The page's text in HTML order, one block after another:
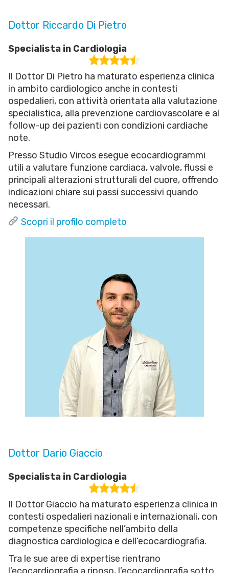
Dottor Riccardo Di Pietro
Specialista in Cardiologia
Il Dottor Di Pietro ha maturato esperienza clinica
in ambito cardiologico anche in contesti
ospedalieri, con attività orientata alla valutazione
specialistica, alla prevenzione cardiovascolare e al
follow-up dei pazienti con condizioni cardiache
note.
Presso Studio Vircos esegue ecocardiogrammi
utili a valutare funzione cardiaca, valvole, flussi e
principali alterazioni strutturali del cuore, offrendo
indicazioni chiare sui passi successivi quando
necessari.
Scopri il profilo completo
Dottor Dario Giaccio
Specialista in Cardiologia
Il Dottor Giaccio ha maturato esperienza clinica in
contesti ospedalieri nazionali e internazionali, con
competenze specifiche nell’ambito della
diagnostica cardiologica e dell’ecocardiografia.
Tra le sue aree di expertise rientrano